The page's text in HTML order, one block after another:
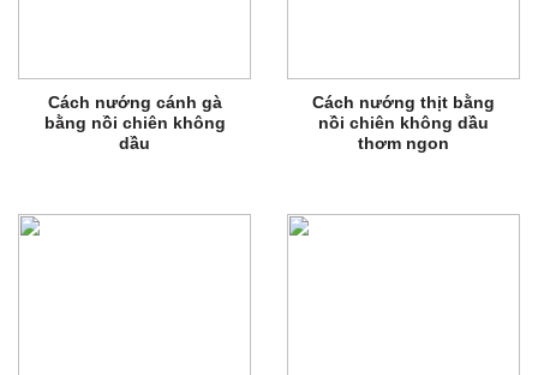
Cách nướng cánh gà
bằng nồi chiên không
dầu
Cách nướng thịt bằng
nồi chiên không dầu
thơm ngon